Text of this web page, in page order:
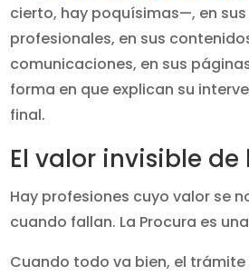
cierto, hay poquísimas—, en
profesionales, en sus
comunicaciones, en sus
forma en que explican su
final.
El valor invisible de
Hay profesiones cuyo valor se
cuando fallan. La Procura es
Cuando todo va bien, el trámite